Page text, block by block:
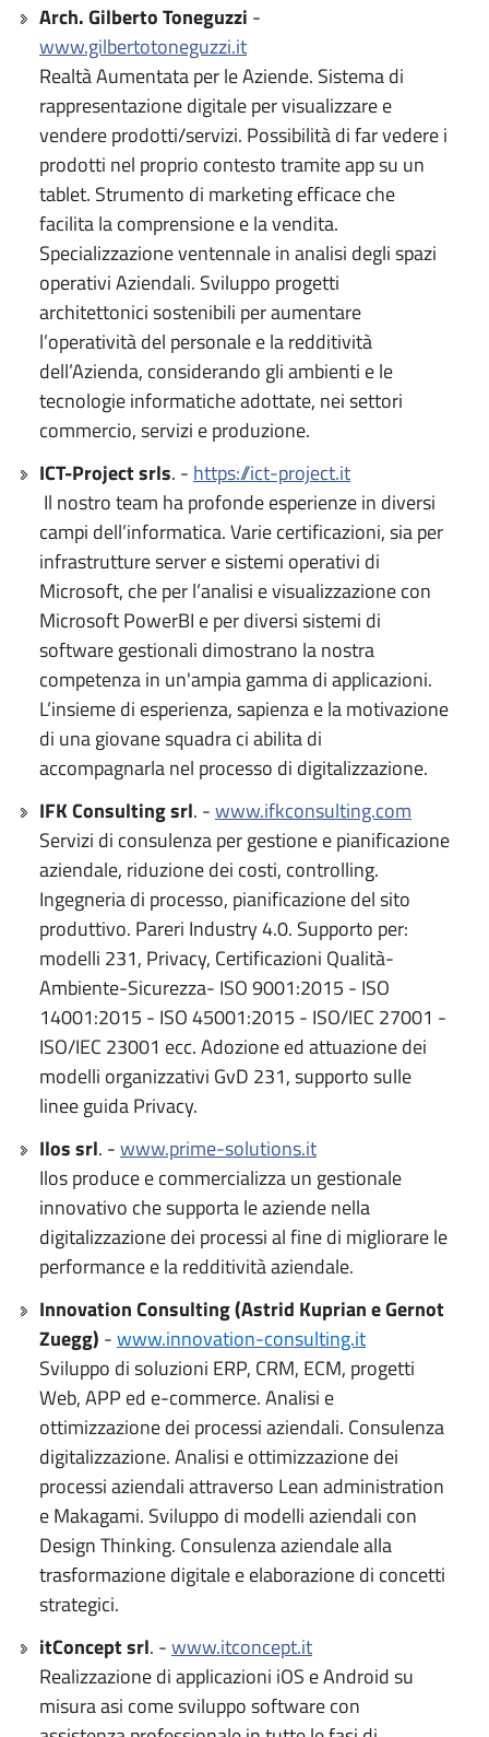
Arch. Gilberto Toneguzzi -
www.gilbertotoneguzzi.it
Realtà Aumentata per le Aziende. Sistema di
rappresentazione digitale per visualizzare e
vendere prodotti/servizi. Possibilità di far vedere i
prodotti nel proprio contesto tramite app su un
tablet. Strumento di marketing efficace che
facilita la comprensione e la vendita.
Specializzazione ventennale in analisi degli spazi
operativi Aziendali. Sviluppo progetti
architettonici sostenibili per aumentare
l’operatività del personale e la redditività
dell’Azienda, considerando gli ambienti e le
tecnologie informatiche adottate, nei settori
commercio, servizi e produzione.
ICT-Project srls. - https://ict-project.it
Il nostro team ha profonde esperienze in diversi
campi dell’informatica. Varie certificazioni, sia per
infrastrutture server e sistemi operativi di
Microsoft, che per l’analisi e visualizzazione con
Microsoft PowerBI e per diversi sistemi di
software gestionali dimostrano la nostra
competenza in un'ampia gamma di applicazioni.
L’insieme di esperienza, sapienza e la motivazione
di una giovane squadra ci abilita di
accompagnarla nel processo di digitalizzazione.
IFK Consulting srl. -www.ifkconsulting.com
Servizi di consulenza per gestione e pianificazione
aziendale, riduzione dei costi, controlling.
Ingegneria di processo, pianificazione del sito
produttivo. Pareri Industry 4.0. Supporto per:
modelli 231, Privacy, Certificazioni Qualità-
Ambiente-Sicurezza- ISO 9001:2015 - ISO
14001:2015 - ISO 45001:2015 - ISO/IEC 27001 -
ISO/IEC 23001 ecc. Adozione ed attuazione dei
modelli organizzativi GvD 231, supporto sulle
linee guida Privacy.
Ilos srl. -www.prime-solutions.it
Ilos produce e commercializza un gestionale
innovativo che supporta le aziende nella
digitalizzazione dei processi al fine di migliorare le
performance e la redditività aziendale.
Innovation Consulting (Astrid Kuprian e Gernot
Zuegg) -www.innovation-consulting.it
Sviluppo di soluzioni ERP, CRM, ECM, progetti
Web, APP ed e-commerce. Analisi e
ottimizzazione dei processi aziendali. Consulenza
digitalizzazione. Analisi e ottimizzazione dei
processi aziendali attraverso Lean administration
e Makagami. Sviluppo di modelli aziendali con
Design Thinking. Consulenza aziendale alla
trasformazione digitale e elaborazione di concetti
strategici.
itConcept srl. -www.itconcept.it
Realizzazione di applicazioni iOS e Android su
misura asi come sviluppo software con